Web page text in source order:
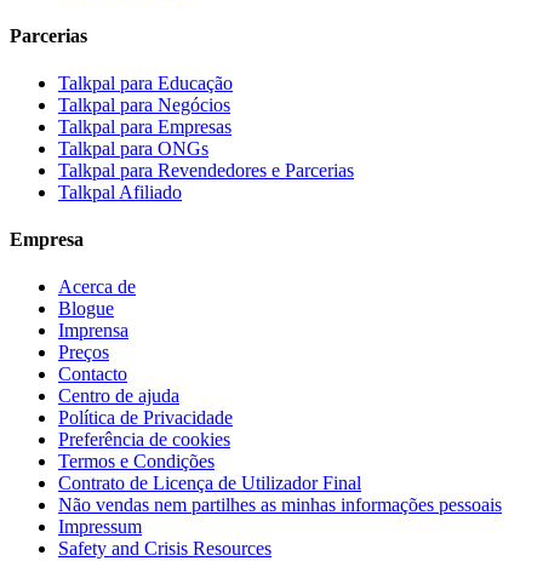
Parcerias
Talkpal para Educação
Talkpal para Negócios
Talkpal para Empresas
Talkpal para ONGs
Talkpal para Revendedores e Parcerias
Talkpal Afiliado
Empresa
Acerca de
Blogue
Imprensa
Preços
Contacto
Centro de ajuda
Política de Privacidade
Preferência de cookies
Termos e Condições
Contrato de Licença de Utilizador Final
Não vendas nem partilhes as minhas informações pessoais
Impressum
Safety and Crisis Resources